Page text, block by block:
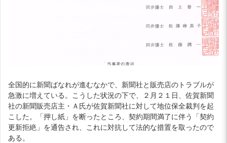
全国的に新聞ばなれが進むなかで、新聞社と販売店のトラブルが
急激に増えている。こうした状況の下で、２月２１日、佐賀新聞
社の新聞販売店主・Ａ氏が佐賀新聞社に対して地位保全裁判を起
こした。「押し紙」を断ったところ、契約期間満了に伴う「契約
更新拒絶」を通告され、これに対抗して法的な措置を取ったので
ある。